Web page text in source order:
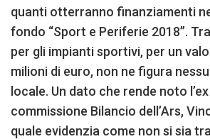
quanti otterranno finanziamenti
fondo “Sport e Periferie 2018”.
per gli impianti sportivi, per un
milioni di euro, non ne figura
locale. Un dato che rende noto
commissione Bilancio dell’Ars,
quale evidenzia come non si sia